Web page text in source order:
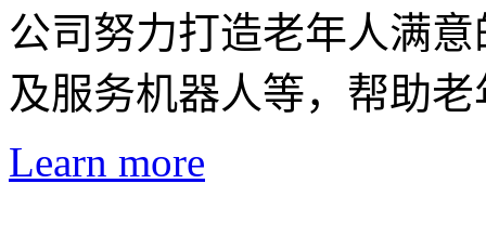
公司努力打造老年人满
及服务机器人等，帮助
Learn more